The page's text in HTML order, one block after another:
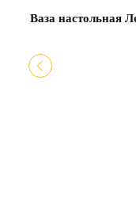
Ваза настольная